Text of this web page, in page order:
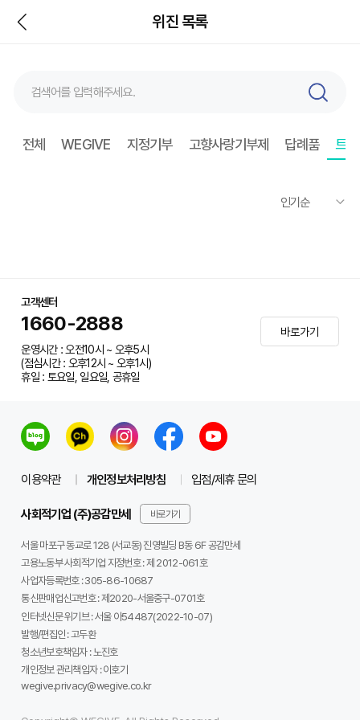
뒤
위진 목록
색
전체 WEGIVE 지정기부 고향사랑기부제 답례품 트
고객센터
1660-2888
운영시간 : 오전10시 ~ 오후5시
(점심시간 : 오후12시 ~ 오후1시)
휴일 : 토요일, 일요일, 공휴일
바로가기
이용약관 개인정보처리방침 입점/제휴 문의
사회적기업 (주)공감만세 바로가기
서울 마포구 동교로 128 (서교동) 진영빌딩 B동 6F 공감만세
고용노동부 사회적기업 지정번호 : 제 2012-061호
사업자등록번호 :305-86-10687
통신판매업신고번호 :제2020-서울중구-0701호
인터넷신문 위기브 :서울 아54487(2022-10-07)
발행/편집인 :고두환
청소년보호책임자 :노진호
개인정보 관리책임자 :이호기
wegive.privacy@wegive.co.kr